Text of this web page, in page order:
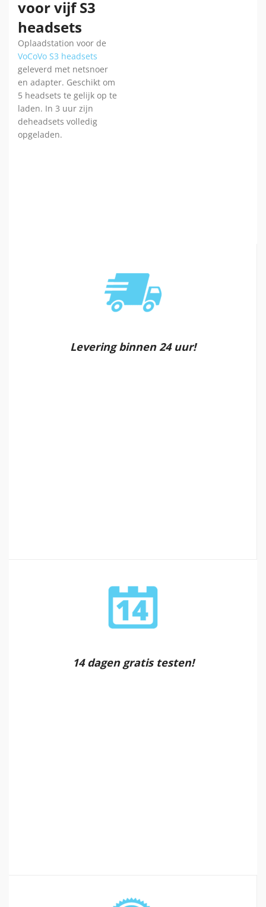
voor vijf S3
headsets
Oplaadstation voor de
VoCoVo S3 headsets
geleverd met netsnoer
en adapter. Geschikt om
5 headsets te gelijk op te
laden. In 3 uur zijn
deheadsets volledig
opgeladen.
Levering binnen 24 uur!
14 dagen gratis testen!